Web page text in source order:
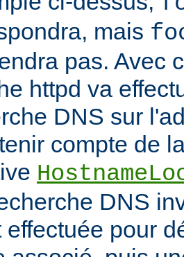
mais
pas. Avec
httpd va
DNS sur
compte de
DNS
effectuée pour